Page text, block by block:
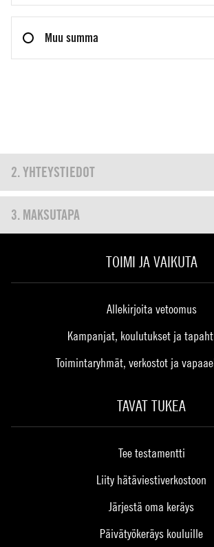
Muu summa
2. YHTEYSTIEDOT
KLIKKAA TÄSTÄ NÄHDÄKSESI VAIHE 1
3. MAKSUTAPA
KLIKKAA TÄSTÄ NÄHDÄKSESI VAIHE 1
TOIMI JA VAIKUTA
Allekirjoita vetoomus
Kampanjat, koulutukset ja
Toimintaryhmät, verkostot ja
TAVAT TUKEA
Tee testamentti
Liity hätäviestiverkostoon
Järjestä oma keräys
Päivätyökeräys kouluille